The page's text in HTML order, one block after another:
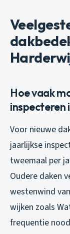
Hoe vaak
inspecteren
Voor nieuwe
jaarlijkse
tweemaal per
Oudere daken
westenwind
wijken zoals
frequentie